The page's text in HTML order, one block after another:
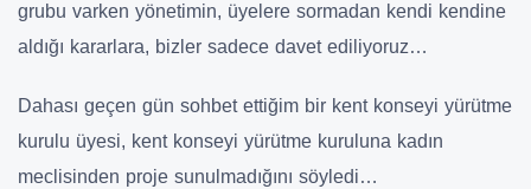
grubu varken yönetimin, üyelere sormadan kendi kendine
aldığı kararlara, bizler sadece davet ediliyoruz…
Dahası geçen gün sohbet ettiğim bir kent konseyi yürütme
kurulu üyesi, kent konseyi yürütme kuruluna kadın
meclisinden proje sunulmadığını söyledi…